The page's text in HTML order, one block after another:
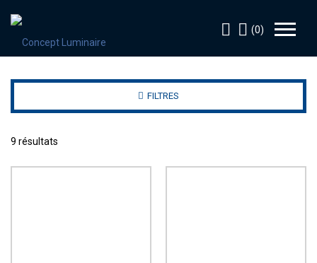
(0)
FILTRES
9 résultats